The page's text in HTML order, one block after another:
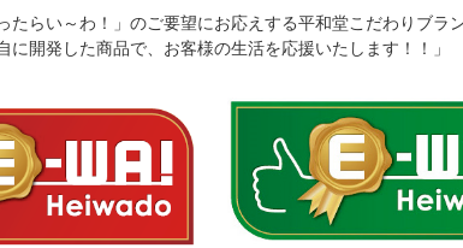
たらい～わ！」のご要望にお応えする平和堂こだわりブラ
に開発した商品で、お客様の生活を応援いたします！！」